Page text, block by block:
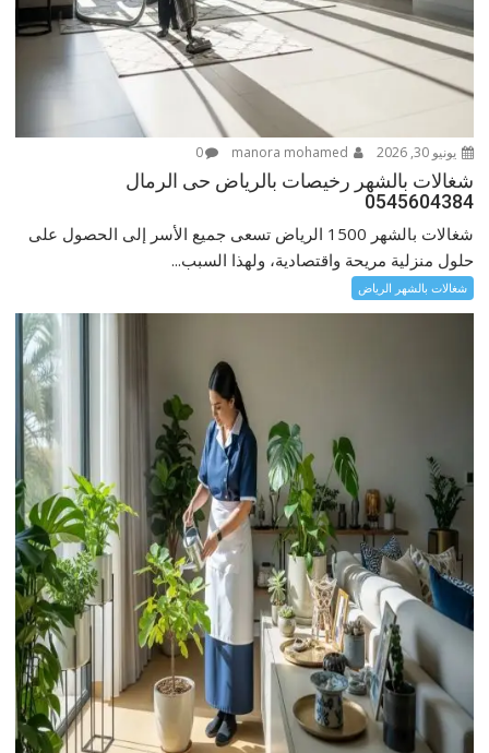
يونيو 30, 2026 0
شغالات بالشهر رخيصات بالرياض حى الرمال
0545604384
شغالات بالشهر 1500 الرياض تسعى جميع الأسر إلى الحصول على
حلول منزلية مريحة واقتصادية، ولهذا السبب...
شغالات بالشهر الرياض